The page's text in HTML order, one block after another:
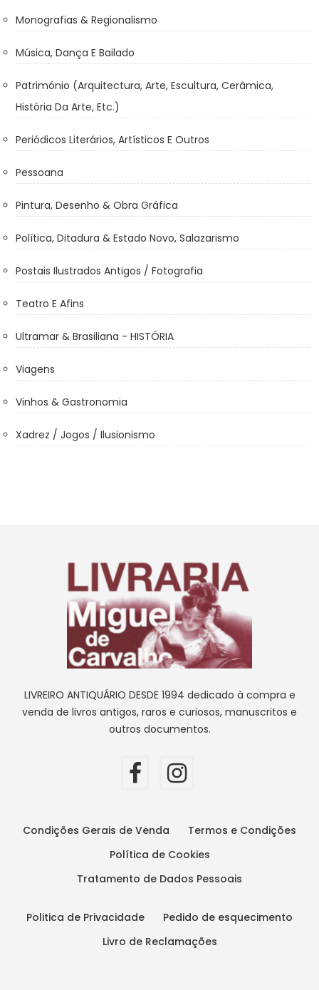
Monografias & Regionalismo
Música, Dança E Bailado
Património (Arquitectura, Arte, Escultura, Cerâmica,
História Da Arte, Etc.)
Periódicos Literários, Artísticos E Outros
Pessoana
Pintura, Desenho & Obra Gráfica
Política, Ditadura & Estado Novo, Salazarismo
Postais Ilustrados Antigos / Fotografia
Teatro E Afins
Ultramar & Brasiliana - HISTÓRIA
Viagens
Vinhos & Gastronomia
Xadrez / Jogos / Ilusionismo
LIVREIRO ANTIQUÁRIO DESDE 1994 dedicado à compra e
venda de livros antigos, raros e curiosos, manuscritos e
outros documentos.
Condições Gerais de Venda
Termos e Condições
Política de Cookies
Tratamento de Dados Pessoais
Politica de Privacidade
Pedido de esquecimento
Livro de Reclamações